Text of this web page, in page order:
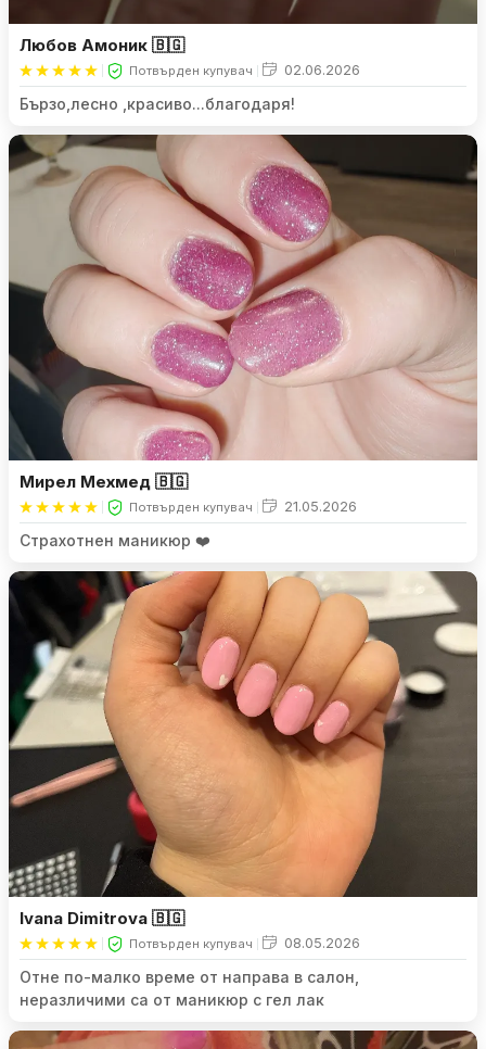
Любов Амоник 🇧🇬
Потвърден купувач 02.06.2026
Бързо,лесно ,красиво...благодаря!
Мирел Мехмед 🇧🇬
Потвърден купувач 21.05.2026
Страхотнен маникюр ❤️
Ivana Dimitrova 🇧🇬
Потвърден купувач 08.05.2026
Отне по-малко време от направа в салон,
неразличими са от маникюр с гел лак